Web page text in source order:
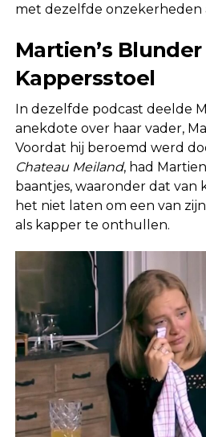
met dezelfde onzekerheden
Martien’s
Kappersstoel
In dezelfde podcast deelde
anekdote over haar vader,
Voordat hij beroemd werd
Chateau Meiland, had
baantjes, waaronder dat van
het niet laten om een van
als kapper te onthullen.